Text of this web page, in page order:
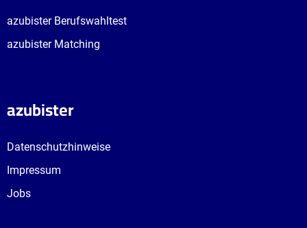
azubister Berufswahltest
azubister Matching
azubister
Datenschutzhinweise
Impressum
Jobs